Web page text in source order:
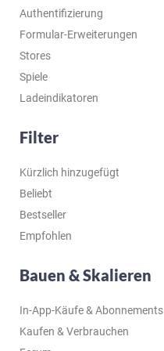
Authentifizierung
Formular-Erweiterungen
Stores
Spiele
Ladeindikatoren
Filter
Kürzlich hinzugefügt
Beliebt
Bestseller
Empfohlen
Bauen & Skalieren
In-App-Käufe & Abonnements
Kaufen & Verbrauchen